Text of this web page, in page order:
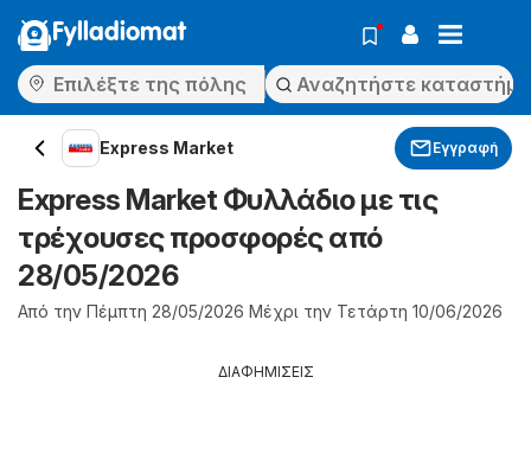
Fylladiomat
Express Market Εγγραφή
Express Market Φυλλάδιο με τις
τρέχουσες προσφορές από
28/05/2026
Από την Πέμπτη 28/05/2026 Μέχρι την Τετάρτη 10/06/2026
ΔΙΑΦΗΜΙΣΕΙΣ